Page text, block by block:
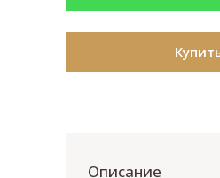
Описание